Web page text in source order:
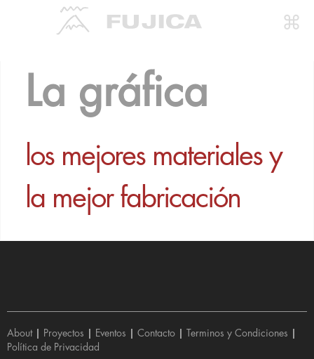
La gráfica
los mejores materiales y
la mejor fabricación
About| Proyectos Eventos Contacto Terminos y Condiciones
Política de Privacidad